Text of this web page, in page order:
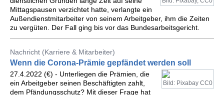
Mittagspausen verzichtet hatte, verlangte ein
Außendienstmitarbeiter von seinem Arbeitgeber, ihm die Zeiten
zu vergüten. Der Fall ging bis vor das Bundesarbeitsgericht.
Nachricht (Karriere & Mitarbeiter)
Wenn die Corona-Prämie gepfändet werden soll
Bild: Pixabay CC0
27.4.2022 (€) - Unterliegen die Prämien, die
ein Arbeitgeber seinen Beschäftigten zahlt,
dem Pfändungsschutz? Mit dieser Frage hat